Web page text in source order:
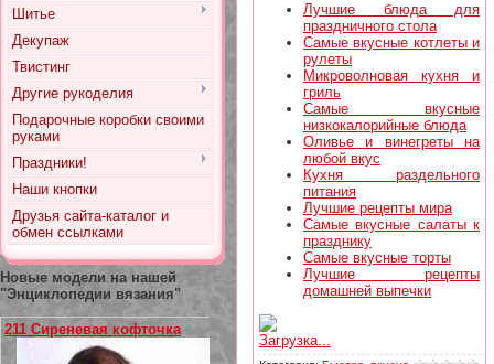
Шитье
Декупаж
Твистинг
Другие рукоделия
Подарочные коробки своими
руками
Праздники!
Наши кнопки
Друзья сайта-каталог и
обмен ссылками
Новые модели на нашей
"Энциклопедии вязания"
211 Сиреневая кофточка
Лучшие блюда для
праздничного стола
Самые вкусные котлеты и
рулеты
Микроволновая кухня и
гриль
Самые вкусные
низкокалорийные блюда
Оливье и винегреты на
любой вкус
Кухня раздельного
питания
Лучшие рецепты мира
Самые вкусные салаты к
празднику
Самые вкусные торты
Лучшие рецепты
домашней выпечки
Загрузка...